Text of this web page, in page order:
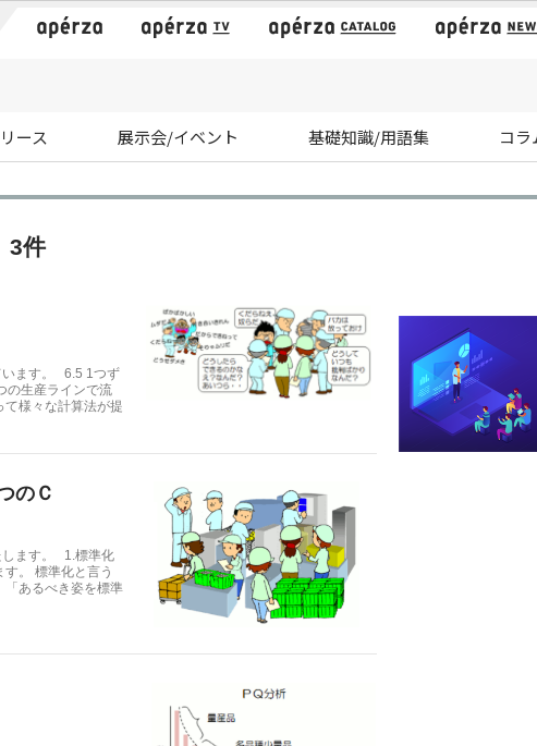
ース 展示会/イベント 基礎知識/用語集 コ
3件
います。 6.5 1つず
の生産ラインで流
様々な計算法が提
のＣ
します。 1.標準化
。 標準化と言う
「あるべき姿を標準